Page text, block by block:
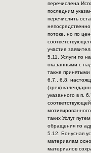
перечислена
последним
перечислить
потоке, но по
участие
5.11. Услуги по
оказанными с
также принятыми
6.7., 6.8.
(трех)
указанного в п.
таких Услуг
обращения по
5.12. Бонусная
материалам
материалов